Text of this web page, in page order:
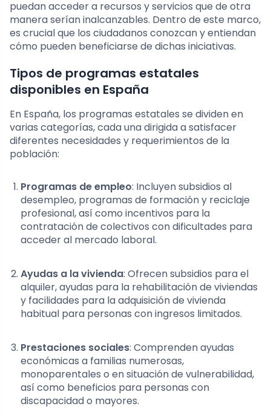
puedan acceder a recursos y servicios que de otra
manera serían inalcanzables. Dentro de este marco,
es crucial que los ciudadanos conozcan y entiendan
cómo pueden beneficiarse de dichas iniciativas.
Tipos de programas estatales
disponibles en España
En España, los programas estatales se dividen en
varias categorías, cada una dirigida a satisfacer
diferentes necesidades y requerimientos de la
población:
Programas de empleo: Incluyen subsidios al
desempleo, programas de formación y reciclaje
profesional, así como incentivos para la
contratación de colectivos con dificultades para
acceder al mercado laboral.
Ayudas a la vivienda: Ofrecen subsidios para el
alquiler, ayudas para la rehabilitación de viviendas
y facilidades para la adquisición de vivienda
habitual para personas con ingresos limitados.
Prestaciones sociales: Comprenden ayudas
económicas a familias numerosas,
monoparentales o en situación de vulnerabilidad,
así como beneficios para personas con
discapacidad o mayores.